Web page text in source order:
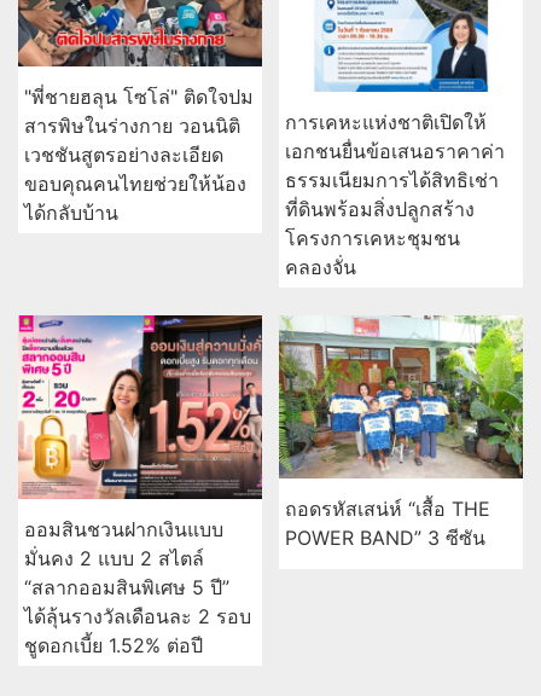
"พี่ชายฮลุน โซโล่" ติดใจปม
สารพิษในร่างกาย วอนนิติ
เวชชันสูตรอย่างละเอียด
ขอบคุณคนไทยช่วยให้น้อง
ได้กลับบ้าน
การเคหะแห่งชาติเปิดให้
เอกชนยื่นข้อเสนอราคาค่า
ธรรมเนียมการได้สิทธิเช่า
ที่ดินพร้อมสิ่งปลูกสร้าง
โครงการเคหะชุมชน
คลองจั่น
ออมสินชวนฝากเงินแบบ
มั่นคง 2 แบบ 2 สไตล์
“สลากออมสินพิเศษ 5 ปี”
ได้ลุ้นรางวัลเดือนละ 2 รอบ
ชูดอกเบี้ย 1.52% ต่อปี
ถอดรหัสเสน่ห์ “เสื้อ THE
POWER BAND” 3 ซีซัน